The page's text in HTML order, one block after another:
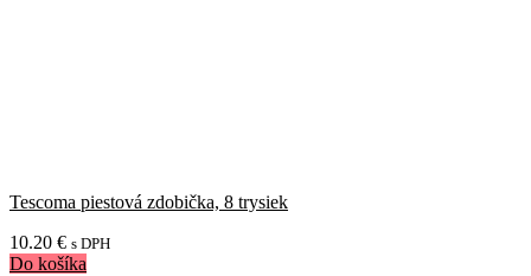
Tescoma piestová zdobička, 8 trysiek
10.20 € s DPH
Do košíka